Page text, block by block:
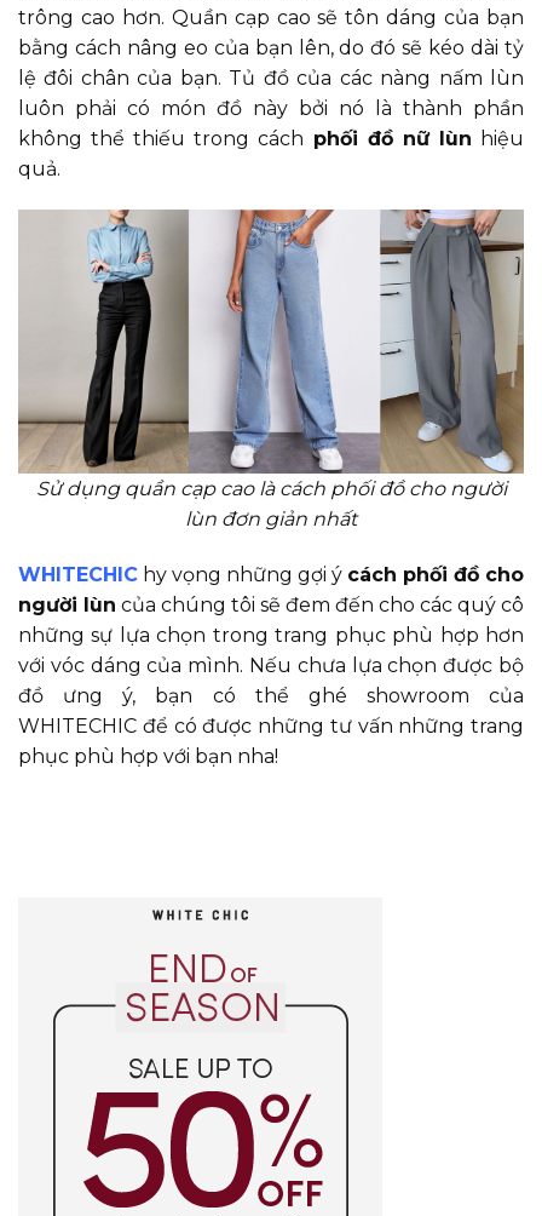
trông cao hơn. Quần cạp cao sẽ tôn dáng của bạn
bằng cách nâng eo của bạn lên, do đó sẽ kéo dài tỷ
lệ đôi chân của bạn. Tủ đồ của các nàng nấm lùn
luôn phải có món đồ này bởi nó là thành phần
không thể thiếu trong cách phối đồ nữ lùn hiệu
quả.
Sử dụng quần cạp cao là cách phối đồ cho người
lùn đơn giản nhất
WHITECHIC hy vọng những gợi ý cách phối đồ cho
người lùn của chúng tôi sẽ đem đến cho các quý cô
những sự lựa chọn trong trang phục phù hợp hơn
với vóc dáng của mình. Nếu chưa lựa chọn được bộ
đồ ưng ý, bạn có thể ghé showroom của
WHITECHIC để có được những tư vấn những trang
phục phù hợp với bạn nha!